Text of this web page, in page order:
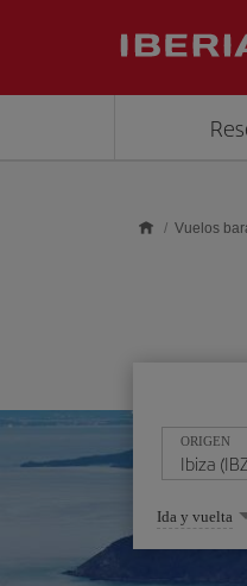
Vuelos
ORIGEN
Seleccione
una
opción
Ida y vuelta